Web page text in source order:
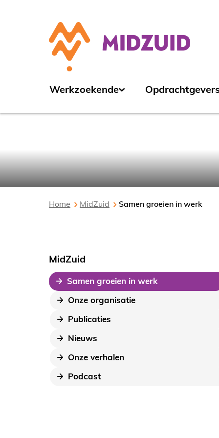
Werkzoekende
Home MidZuid Samen groeien in werk
MidZuid
Samen groeien in werk
Onze organisatie
Publicaties
Nieuws
Onze verhalen
Podcast